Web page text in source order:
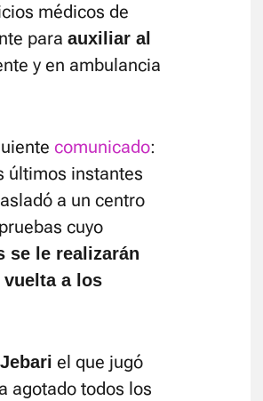
médicos de
para auxiliar al
y en ambulancia
comunicado:
últimos instantes
a un centro
cuyo
se le realizarán
a los
el que jugó
agotado todos los